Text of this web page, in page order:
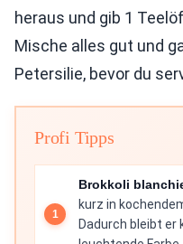
heraus und gib 1
Mische alles gut und
Petersilie, bevor du
Profi Tipps
Brokkoli
kurz in
Dadurch bleibt er